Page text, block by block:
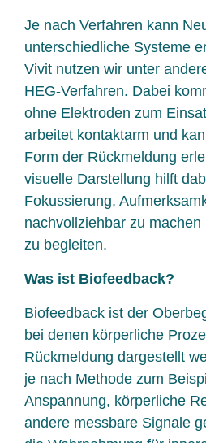
Je nach Verfahren kann
unterschiedliche Systeme
Vivit nutzen wir unter
HEG-Verfahren. Dabei
ohne Elektroden zum
arbeitet kontaktarm und
Form der Rückmeldung
visuelle Darstellung hilft
Fokussierung,
nachvollziehbar zu
zu begleiten.
Was ist Biofeedback?
Biofeedback ist der
bei denen körperliche
Rückmeldung dargestellt
je nach Methode zum
Anspannung, körperliche
andere messbare Signale